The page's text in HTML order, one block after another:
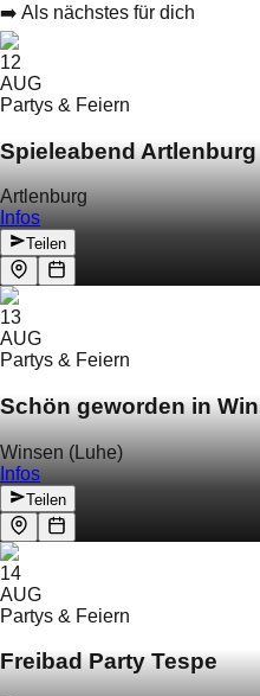
➡️ Als nächstes für dich
12
AUG
Partys & Feiern
Spieleabend Artlenburg
Artlenburg
Infos
Teilen
13
AUG
Partys & Feiern
Schön geworden in
Winsen (Luhe)
Infos
Teilen
14
AUG
Partys & Feiern
Freibad Party Tespe